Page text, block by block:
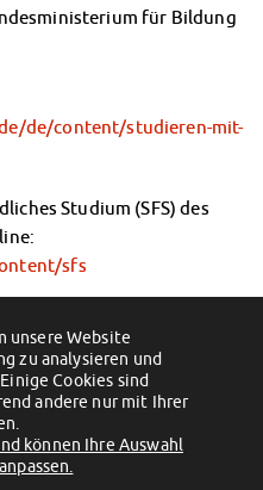
für Bildung
de/content/studieren-mit-
Studium (SFS) des
sfs
Preisanpassungen in den Cafeterien des
Studentenwerks Magdeburg zum 1.April
- Anstalt des öffentlichen
unsere Website
zu analysieren und
Cookies sind
andere nur mit Ihrer
können Ihre Auswahl